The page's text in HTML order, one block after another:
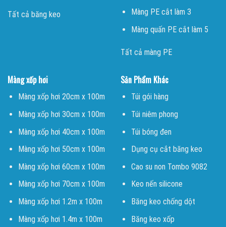
Tất cả băng keo
Màng PE cắt làm 3
Màng quấn PE cắt làm 5
Tất cả màng PE
Màng xốp hơi
Màng xốp hơi 20cm x 100m
Màng xốp hơi 30cm x 100m
Màng xốp hơi 40cm x 100m
Màng xốp hơi 50cm x 100m
Màng xốp hơi 60cm x 100m
Màng xốp hơi 70cm x 100m
Màng xốp hơi 1.2m x 100m
Màng xốp hơi 1.4m x 100m
Sản Phẩm Khác
Túi gói hàng
Túi niêm phong
Túi bóng đen
Dụng cụ cắt băng keo
Cao su non Tombo 9082
Keo nến silicone
Băng keo chống dột
Băng keo xốp